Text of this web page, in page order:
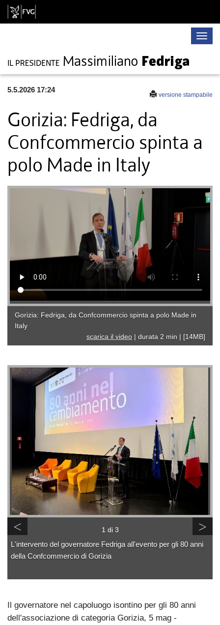
Toggle
versione stampabile
5.5.2026 17:24
Gorizia: Fedriga, da
Confcommercio spinta a
polo Made in Italy
Gorizia: Fedriga, da Confcommercio spinta a polo Made in
Italy
scarica il video | durata 2 min | [14MB]
< 1 di 3 >
L'intervento del governatore Fedriga all'evento per gli 80 anni
della Confcommercio di Gorizia
Il governatore nel capoluogo isontino per gli 80 anni
dell'associazione di categoria Gorizia, 5 mag -